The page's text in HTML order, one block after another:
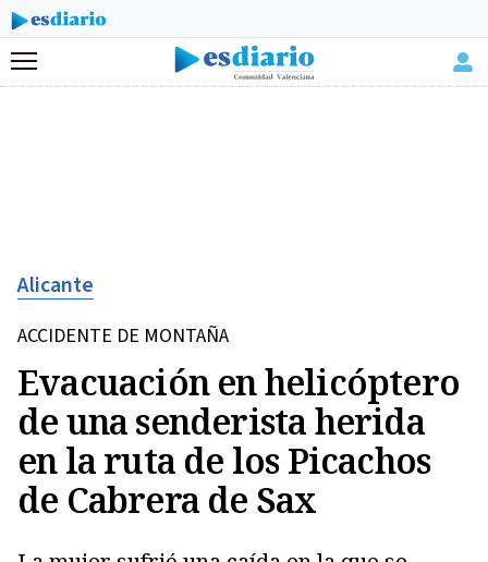
Menú
Alicante
ACCIDENTE DE MONTAÑA
Evacuación en helicóptero
de una senderista herida
en la ruta de los Picachos
de Cabrera de Sax